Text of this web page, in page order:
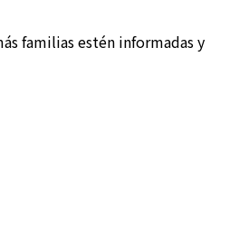
familias estén informadas y